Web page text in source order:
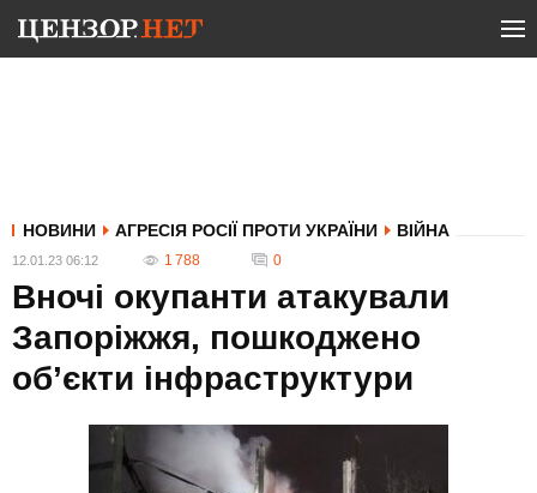
НОВИНИ АГРЕСІЯ РОСІЇ ПРОТИ УКРАЇНИ ВІЙНА
12.01.23 06:12 1 788 0
Вночі окупанти атакували
Запоріжжя, пошкоджено
об’єкти інфраструктури